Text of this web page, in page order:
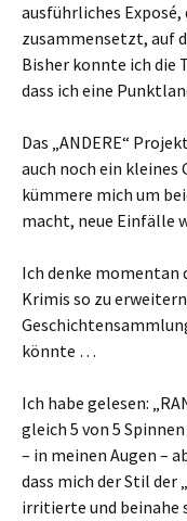
ausführliches
zusammensetzt, auf
Bisher konnte ich die
dass ich eine
Das „ANDERE“
auch noch ein kleines
kümmere mich um
macht, neue Einfälle
Ich denke momentan
Krimis so zu
könnte …
Ich habe gelesen:
gleich 5 von 5
– in meinen Augen –
dass mich der Stil der
irritierte und beinahe